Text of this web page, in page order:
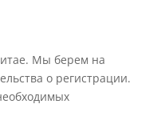
Мы берем на
о регистрации.